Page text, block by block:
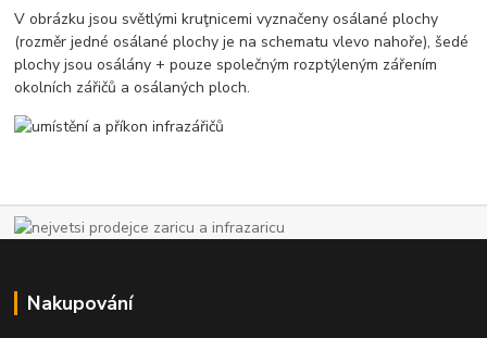
V obrázku jsou světlými kruţnicemi vyznačeny osálané plochy
(rozměr jedné osálané plochy je na schematu vlevo nahoře), šedé
plochy jsou osálány + pouze společným rozptýleným zářením
okolních zářičů a osálaných ploch.
Nakupování